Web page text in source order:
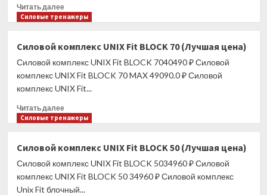
кг)
(Лучшая
Читать далееПрочитать
больше
неопреновая,
5
кг,
серая
цена)
Силовые тренажеры
Силовой комплекс UNIX Fit BLOCK 70 (Лучшая цена)
Силовой комплекс UNIX Fit BLOCK 7040490 ₽ Силовой
комплекс UNIX Fit BLOCK 70 MAX 49090.0 ₽ Силовой
комплекс UNIX Fit...
Читать далееПрочитать
больше
комплекс
UNIX
Fit
BLOCK
Силовые тренажеры
Силовой комплекс UNIX Fit BLOCK 50 (Лучшая цена)
Силовой комплекс UNIX Fit BLOCK 5034960 ₽ Силовой
комплекс UNIX Fit BLOCK 50 34960 ₽ Силовой комплекс
Unix Fit блочный...